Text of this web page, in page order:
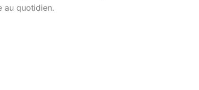
au quotidien.